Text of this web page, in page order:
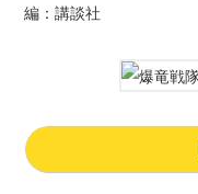
編：講談社